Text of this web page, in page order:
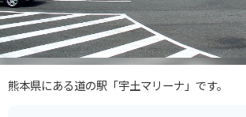
熊本県にある道の駅「宇土マリーナ」です。